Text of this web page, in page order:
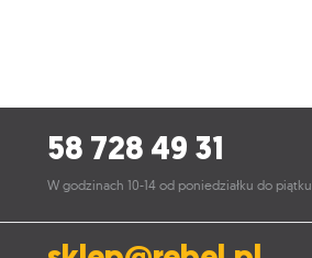
58 728 49 31
W godzinach 10-14 od poniedziałku do piątku